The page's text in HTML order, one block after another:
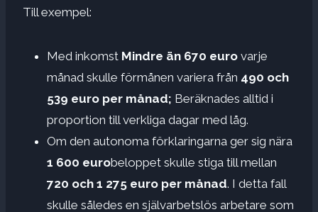
Till exempel:
Med inkomst Mindre än 670 euro varje
månad skulle förmånen variera från 490 och
539 euro per månad; Beräknades alltid i
proportion till verkliga dagar med låg.
Om den autonoma förklaringarna ger sig nära
1 600 eurobeloppet skulle stiga till mellan
720 och 1 275 euro per månad. I detta fall
skulle således en självarbetslös arbetare som